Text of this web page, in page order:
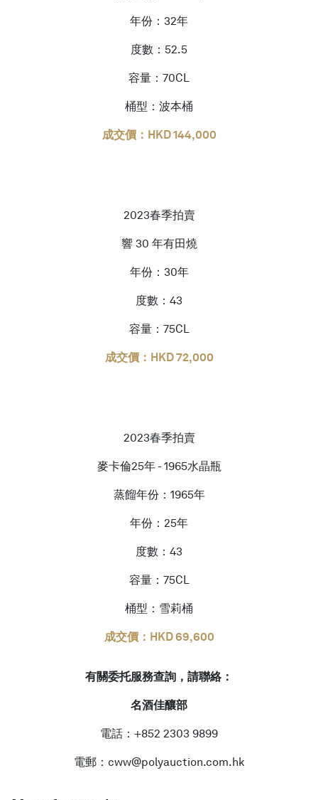
年份：32年
度數：52.5
容量：70CL
桶型：波本桶
成交價：HKD 144,000
2023春季拍賣
響 30 年有田燒
年份：30年
度數：43
容量：75CL
成交價：HKD 72,000
2023春季拍賣
麥卡倫25年 - 1965水晶瓶
蒸餾年份：1965年
年份：25年
度數：43
容量：75CL
桶型：雪莉桶
成交價：HKD 69,600
有關委托服務查詢，請聯絡：
名酒佳釀部
電話：+852 2303 9899
電郵：cww@polyauction.com.hk